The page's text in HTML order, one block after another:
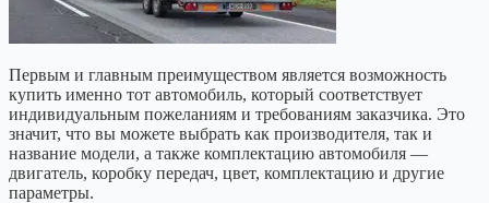
Первым и главным преимуществом является возможность
купить именно тот автомобиль, который соответствует
индивидуальным пожеланиям и требованиям заказчика. Это
значит, что вы можете выбрать как производителя, так и
название модели, а также комплектацию автомобиля —
двигатель, коробку передач, цвет, комплектацию и другие
параметры.